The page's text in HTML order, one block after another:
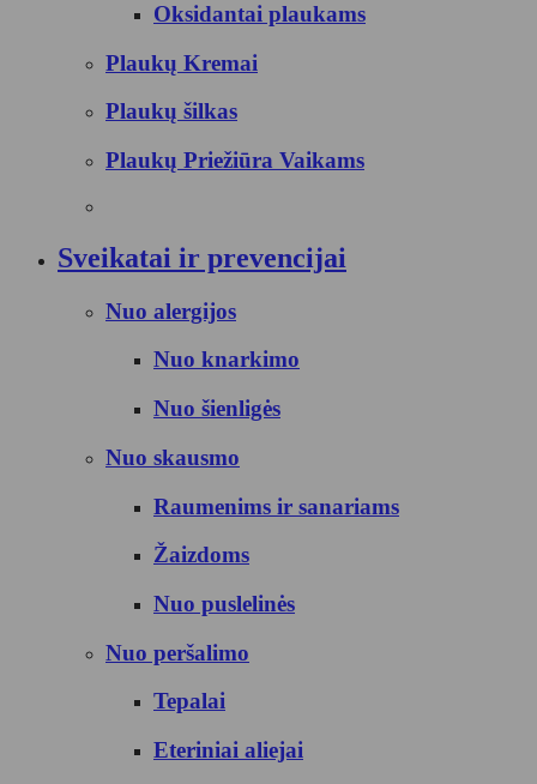
Oksidantai plaukams
Plaukų Kremai
Plaukų šilkas
Plaukų Priežiūra Vaikams
Sveikatai ir prevencijai
Nuo alergijos
Nuo knarkimo
Nuo šienligės
Nuo skausmo
Raumenims ir sanariams
Žaizdoms
Nuo puslelinės
Nuo peršalimo
Tepalai
Eteriniai aliejai